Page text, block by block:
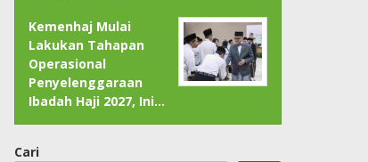
Kemenhaj Mulai
Lakukan Tahapan
Operasional
Penyelenggaraan
Ibadah Haji 2027, Ini…
Cari